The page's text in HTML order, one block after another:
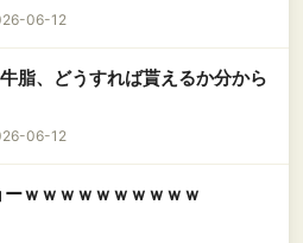
06-12
脂、どうすれば貰えるか分から
06-12
ーｗｗｗｗｗｗｗｗｗｗ